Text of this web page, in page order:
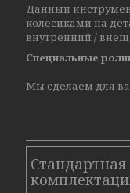
Данный
колесиками на
внутренний /
Специальные
Мы сделаем для
Стандартная